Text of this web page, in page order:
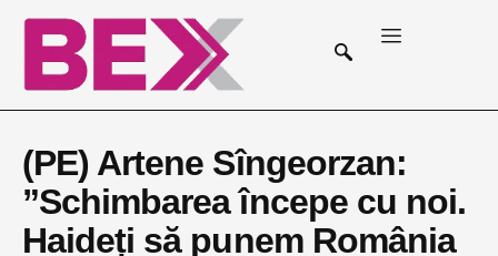
(PE) Artene Sîngeorzan:
”Schimbarea începe cu noi.
Haideți să punem România